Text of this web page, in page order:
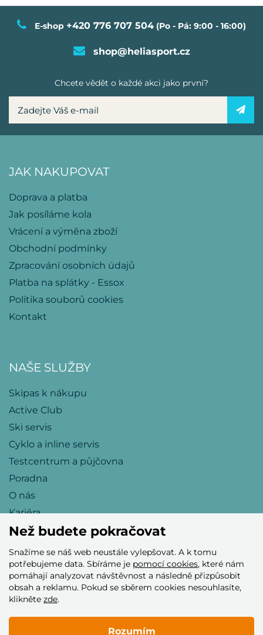
E-shop +420 776 707 504 (Po - Pá: 9:00 - 16:00)
shop@heliasport.cz
Chcete vědět o každé akci jako první?
JAK NAKUPOVAT
Doprava a platba
Jak posíláme kola
Vrácení a výměna zboží
Obchodní podmínky
Zpracování osobních údajů
Platba na splátky - Essox
Politika souborů cookies
Kontakt
NAŠE SLUŽBY
Skipas k nákupu
Active Club
Ski servis
Cyklo a inline servis
Testcentrum a půjčovna
Poradna
O nás
Kariéra
Přijímáme tyto platební karty
Než budete pokračovat
Snažíme se náš web neustále vylepšovat. A k tomu
potřebujeme data. Sbíráme je pomocí cookies, které nám
pomáhají analyzovat návštěvnost a následně přizpůsobit
obsah a reklamu. Pokud se sběrem cookies nesouhlasíte,
klikněte zde.
Rozumím